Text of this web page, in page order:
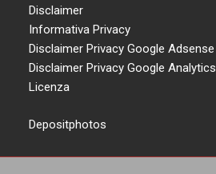
Disclaimer
Informativa Privacy
Disclaimer Privacy Google Adsense
Disclaimer Privacy Google Analytics
Licenza
Depositphotos